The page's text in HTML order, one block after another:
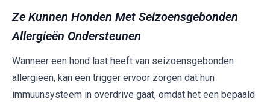
Ze Kunnen Honden Met Seizoensgebonden
Allergieën Ondersteunen
Wanneer een hond last heeft van seizoensgebonden
allergieën, kan een trigger ervoor zorgen dat hun
immuunsysteem in overdrive gaat, omdat het een bepaald